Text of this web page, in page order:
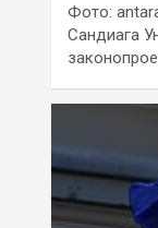
Фото:
Сандиага